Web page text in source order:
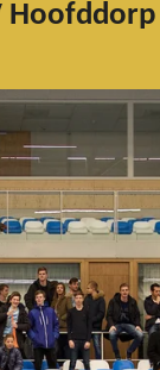
Hoofddorp